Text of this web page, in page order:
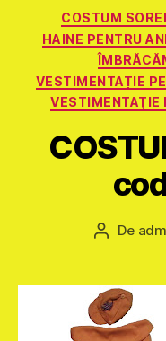
COSTUM
HAINE PENTRU
VESTIMENTAȚIE
VESTIMENTAŢIE
Autor
De